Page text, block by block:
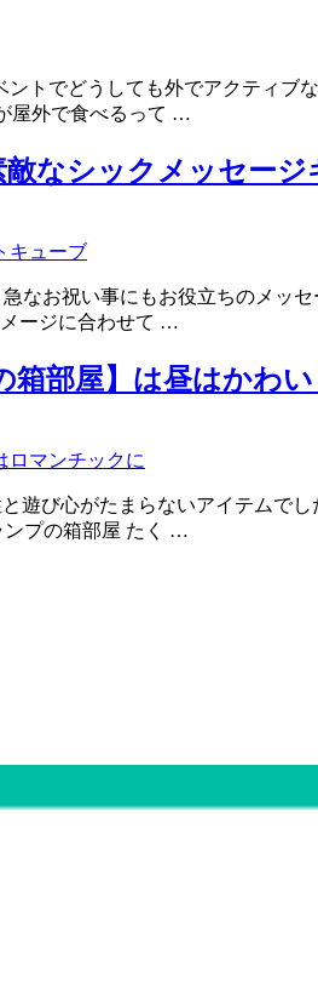
トでどうしても外でアクティブ
屋外で食べるって …
なシックメッセー
なお祝い事にもお役立ちのメッ
ージに合わせて …
部屋】は昼はかわ
遊び心がたまらないアイテムで
ンプの箱部屋 たく …